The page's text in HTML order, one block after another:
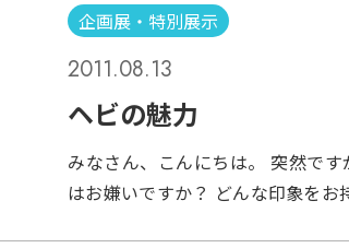
れたのかというと 近年、問題視
され、放たれたカメたちが、深刻
す。 （これは、カメに限らず、魚
まったカメたちの「声」が 少し
くことを願いつつ、 カメペディ
ました。 かなりの見ごたえがあ
見学を組み込んでくださいました
高知県・岡山県と津々浦々から、
ちが大集合です。 （いつもお世話
校の生徒さんも参加されていまし
ヤードを案内し、その後いよいよ
学です。 展示解説を行うのは、
の矢部隆教授です。 なんて贅沢な
企画展・特別展示
2011.08.13
ヘビの魅力
みなさん、こんにちは。 突然で
はお嫌いですか？ どんな印象をお